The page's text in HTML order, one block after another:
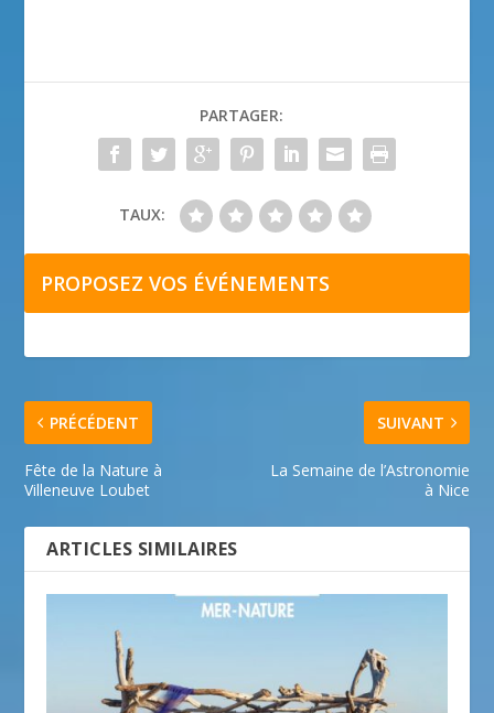
PARTAGER:
TAUX:
PROPOSEZ VOS ÉVÉNEMENTS
PRÉCÉDENT
Fête de la Nature à
Villeneuve Loubet
SUIVANT
La Semaine de l’Astronomie
à Nice
ARTICLES SIMILAIRES